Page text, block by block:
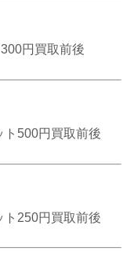
円買取前後
ト500円買取前後
ト250円買取前後